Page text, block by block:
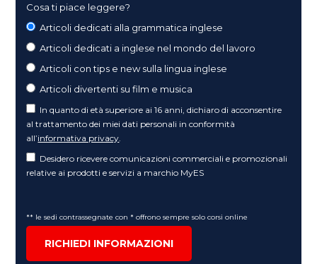
Cosa ti piace leggere?
Articoli dedicati alla grammatica inglese
Articoli dedicati a inglese nel mondo del lavoro
Articoli con tips e new sulla lingua inglese
Articoli divertenti su film e musica
In quanto di età superiore ai 16 anni, dichiaro di acconsentire
al trattamento dei miei dati personali in conformità
all’informativa privacy
Desidero ricevere comunicazioni commerciali e promozionali
relative ai prodotti e servizi a marchio MyES
** le sedi contrassegnate con * offrono sempre solo corsi online
RICHIEDI INFORMAZIONI